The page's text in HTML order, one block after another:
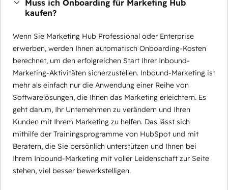
Muss ich Onboarding für Marketing Hub
kaufen?
Wenn Sie Marketing Hub Professional oder Enterprise
erwerben, werden Ihnen automatisch Onboarding-Kosten
berechnet, um den erfolgreichen Start Ihrer Inbound-
Marketing-Aktivitäten sicherzustellen. Inbound-Marketing ist
mehr als einfach nur die Anwendung einer Reihe von
Softwarelösungen, die Ihnen das Marketing erleichtern. Es
geht darum, Ihr Unternehmen zu verändern und Ihren
Kunden mit Ihrem Marketing zu helfen. Das lässt sich
mithilfe der Trainingsprogramme von HubSpot und mit
Beratern, die Sie persönlich unterstützen und Ihnen bei
Ihrem Inbound-Marketing mit voller Leidenschaft zur Seite
stehen, viel besser bewerkstelligen.